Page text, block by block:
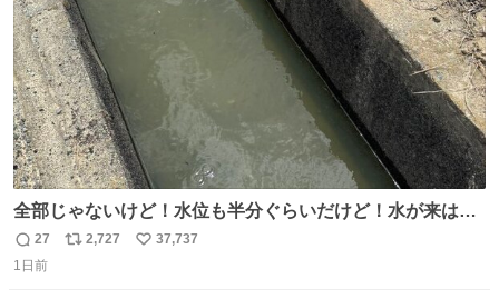
全部じゃないけど！水位も半分ぐらいだけど！水が来はじ
めたよ！！！ 作業してくれた方々ありがとーーー
ー！！！！！！！！！！！！！！！！！！！！！！！！！
返
信
27
リ
2,727
い
37,737
1日前